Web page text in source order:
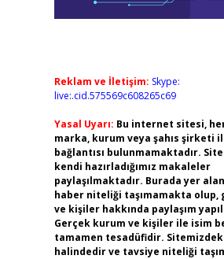
Reklam ve İletişim: Skype:
live:.cid.575569c608265c69
Yasal Uyarı: Bu internet sitesi,
marka, kurum veya şahıs şirketi
bağlantısı bulunmamaktadır.
kendi hazırladığımız makaleler
paylaşılmaktadır. Burada yer
haber niteliği taşımamakta olup,
ve kişiler hakkında paylaşım
Gerçek kurum ve kişiler ile isim
tamamen tesadüfidir.
halindedir ve tavsiye niteliği